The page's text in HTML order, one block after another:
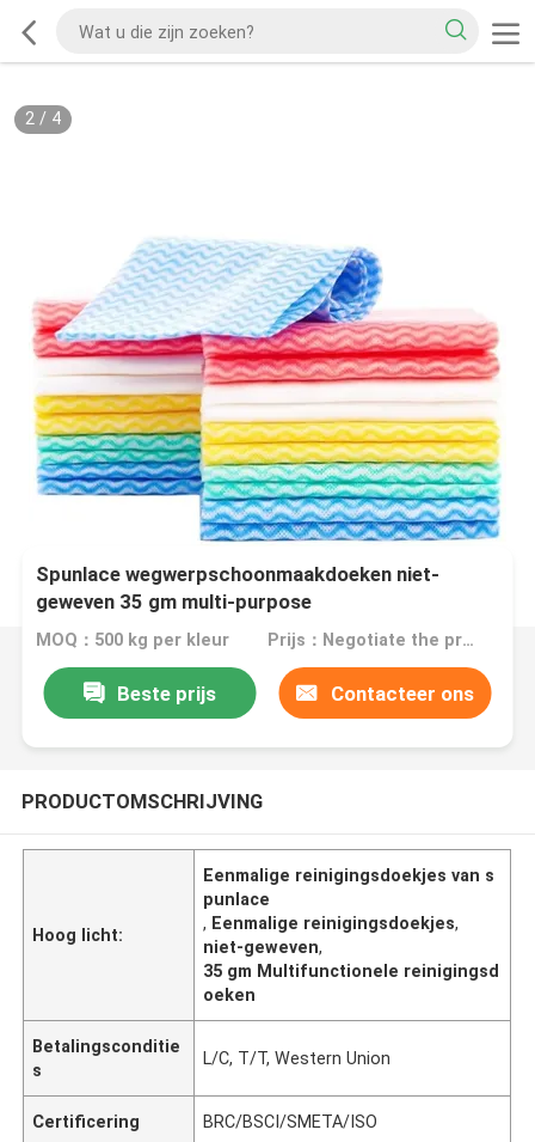
2/ 4
Spunlace wegwerpschoonmaakdoeken niet-
geweven 35 gm multi-purpose
MOQ：500 kg per kleur Prijs：Negotiate the price in detail according to the product
Beste prijs Contacteer ons
PRODUCTOMSCHRIJVING
Hoog licht:
Eenmalige reinigingsdoekjes van s
punlace
, Eenmalige reinigingsdoekjes,
niet-geweven,
35 gm Multifunctionele reinigingsd
oeken
Betalingsconditie
s
L/C, T/T, Western Union
Certificering BRC/BSCI/SMETA/ISO